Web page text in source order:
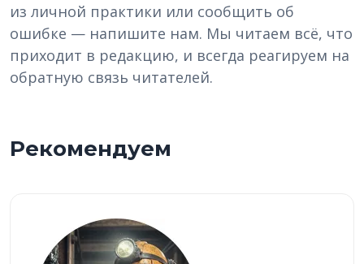
из личной практики или сообщить об
ошибке — напишите нам. Мы читаем всё, что
приходит в редакцию, и всегда реагируем на
обратную связь читателей.
Рекомендуем